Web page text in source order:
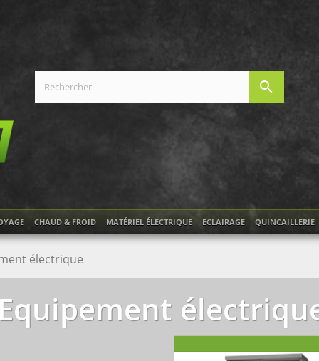
search
CHAUD & FROID MATÉRIEL ÉLECTRIQUE ECLAIRAGE QUINCAILLERIE
électrique